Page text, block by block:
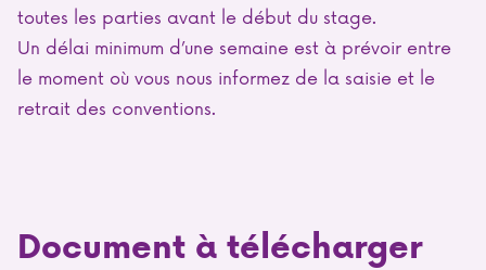
toutes les parties avant le début du stage.
Un délai minimum d’une semaine est à prévoir entre
le moment où vous nous informez de la saisie et le
retrait des conventions.
Document à télécharger